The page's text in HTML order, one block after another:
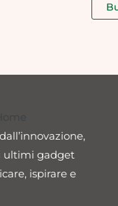
ultimi gadget
ispirare e